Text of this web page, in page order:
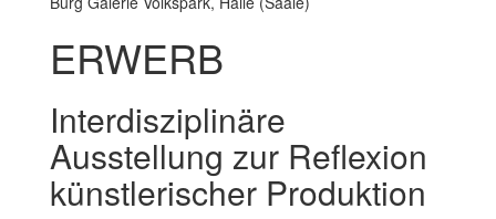
ERWERB
Interdisziplinäre
Ausstellung zur Reﬂexion
künstlerischer Produktion